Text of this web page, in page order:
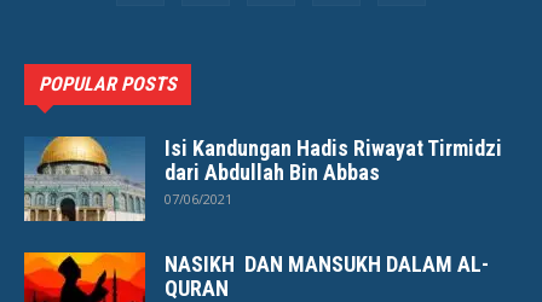
POPULAR POSTS
Isi Kandungan Hadis Riwayat Tirmidzi
dari Abdullah Bin Abbas
07/06/2021
NASIKH DAN MANSUKH DALAM AL-
QURAN